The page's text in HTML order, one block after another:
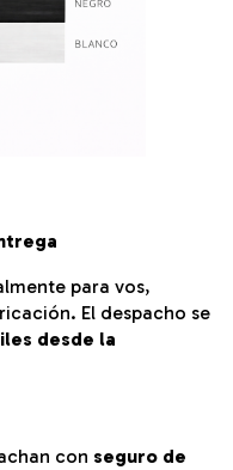
para vos,
El despacho se
desde la
con seguro de